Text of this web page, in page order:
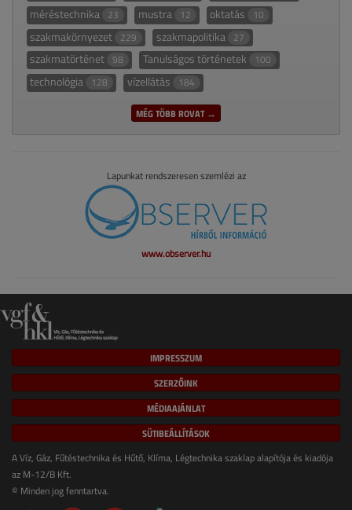
méréstechnika 23 mustra 12 oktatás 10
szakmakörnyezet 229 szakmapolitika 27
szakmatörténet 98 Tanulságos történetek 100
technológia 128 vízellátás 184
MÉG TÖBB ROVAT →
Lapunkat rendszeresen szemlézi az
www.observer.hu
IMPRESSZUM
SZERZŐINK
MÉDIAAJÁNLAT
SÜTIBEÁLLÍTÁSOK
A Víz, Gáz, Fűtéstechnika és Hűtő, Klíma, Légtechnika szaklap alapítója és kiadója
az M-12/B Kft.
© Minden jog fenntartva.